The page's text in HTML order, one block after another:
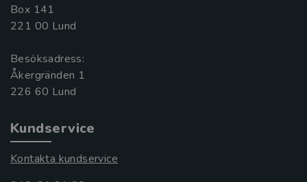
Box 141
221 00 Lund
Besöksadress:
Åkergränden 1
Kundservice
Kontakta kundservice